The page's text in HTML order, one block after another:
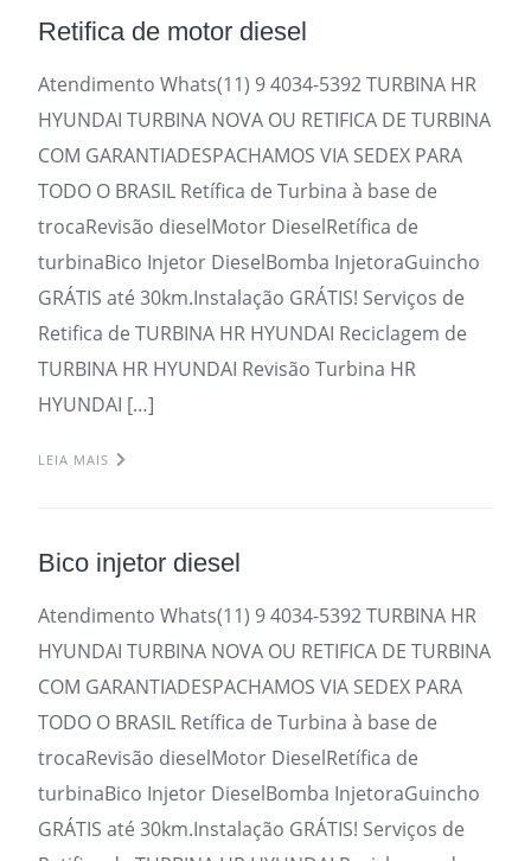
Retifica de motor diesel
Atendimento Whats(11) 9 4034-5392 TURBINA HR
HYUNDAI TURBINA NOVA OU RETIFICA DE TURBINA
COM GARANTIADESPACHAMOS VIA SEDEX PARA
TODO O BRASIL Retífica de Turbina à base de
trocaRevisão dieselMotor DieselRetífica de
turbinaBico Injetor DieselBomba InjetoraGuincho
GRÁTIS até 30km.Instalação GRÁTIS! Serviços de
Retifica de TURBINA HR HYUNDAI Reciclagem de
TURBINA HR HYUNDAI Revisão Turbina HR
HYUNDAI […]
LEIA MAIS
Bico injetor diesel
Atendimento Whats(11) 9 4034-5392 TURBINA HR
HYUNDAI TURBINA NOVA OU RETIFICA DE TURBINA
COM GARANTIADESPACHAMOS VIA SEDEX PARA
TODO O BRASIL Retífica de Turbina à base de
trocaRevisão dieselMotor DieselRetífica de
turbinaBico Injetor DieselBomba InjetoraGuincho
GRÁTIS até 30km.Instalação GRÁTIS! Serviços de